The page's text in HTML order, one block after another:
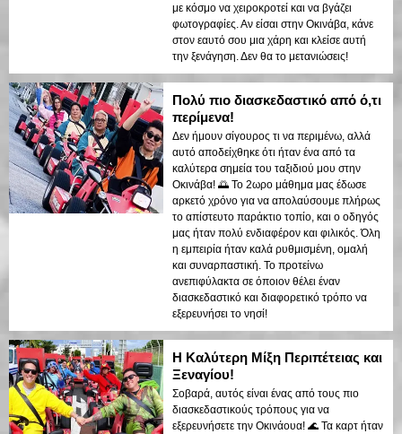
με κόσμο να χειροκροτεί και να βγάζει
φωτογραφίες. Αν είσαι στην Οκινάβα, κάνε
στον εαυτό σου μια χάρη και κλείσε αυτή
την ξενάγηση. Δεν θα το μετανιώσεις!
Πολύ πιο διασκεδαστικό από ό,τι
περίμενα!
Δεν ήμουν σίγουρος τι να περιμένω, αλλά
αυτό αποδείχθηκε ότι ήταν ένα από τα
καλύτερα σημεία του ταξιδιού μου στην
Οκινάβα! 🌅 Το 2ωρο μάθημα μας έδωσε
αρκετό χρόνο για να απολαύσουμε πλήρως
το απίστευτο παράκτιο τοπίο, και ο οδηγός
μας ήταν πολύ ενδιαφέρον και φιλικός. Όλη
η εμπειρία ήταν καλά ρυθμισμένη, ομαλή
και συναρπαστική. Το προτείνω
ανεπιφύλακτα σε όποιον θέλει έναν
διασκεδαστικό και διαφορετικό τρόπο να
εξερευνήσει το νησί!
Η Καλύτερη Μίξη Περιπέτειας και
Ξεναγίου!
Σοβαρά, αυτός είναι ένας από τους πιο
διασκεδαστικούς τρόπους για να
εξερευνήσετε την Οκινάουα! 🌊 Τα καρτ ήταν